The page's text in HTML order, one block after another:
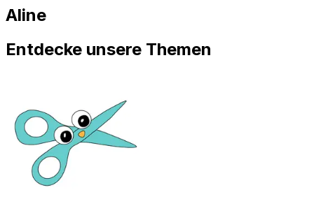
Aline
Entdecke unsere Themen